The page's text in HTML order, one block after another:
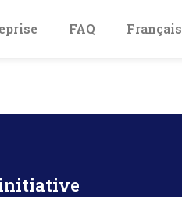
FAQ Français